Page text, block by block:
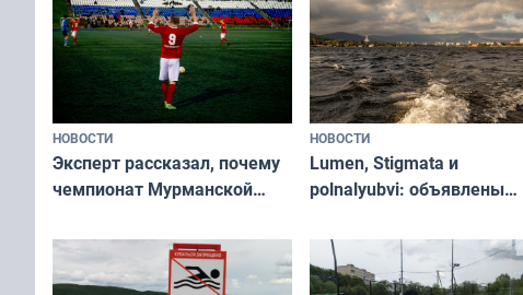
НОВОСТИ
Эксперт рассказал, почему
чемпионат Мурманской
незамеченным
НОВОСТИ
Lumen, Stigmata и
polnalyubvi: объявлены
«Имандра» в 2026 года